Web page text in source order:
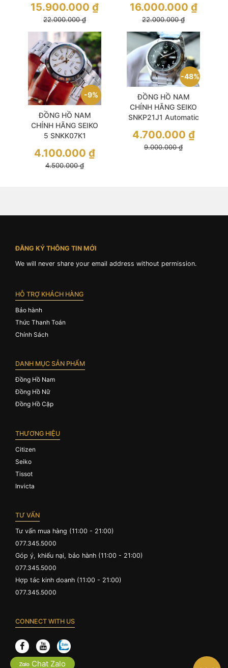
Sapphire Like New
22.000.000₫
15.900.000 ₫
HEART AUTOMATIC
WHITE DIAL BLACK
LEATHER SAPPHIRE
22.000.000₫
16.000.000 ₫
9%
ĐỒNG HỒ NAM
CHÍNH HÃNG SEIKO
5 SNKK07K1
Lựa Chọn Hoàn Hảo
cho Người Mới Bắt
4.500.000₫
4.100.000 ₫
48%
ĐỒNG HỒ NAM
CHÍNH HÃNG SEIKO
SNKP21J1 Automatic
Mạnh Mẽ và Hiện Đại
9.000.000₫
4.700.000 ₫
Chat Zalo
ĐĂNG KÝ THÔNG TIN MỚI
We will never share your email address without permission.
HỖ TRỢ KHÁCH HÀNG
Bảo hành
Thức Thanh Toán
Chính Sách
DANH MỤC SẢN PHẨM
Đồng Hồ Nam
Đồng Hồ Nữ
Đồng Hồ Cặp
THƯƠNG HIỆU
Citizen
Seiko
Tissot
Invicta
TƯ VẤN
Tư vấn mua hàng (11:00 - 21:00)
077.345.5000
Góp ý, khiếu nại, bảo hành (11:00 - 21:00)
077.345.5000
Hợp tác kinh doanh (11:00 - 21:00)
077.345.5000
CONNECT WITH US